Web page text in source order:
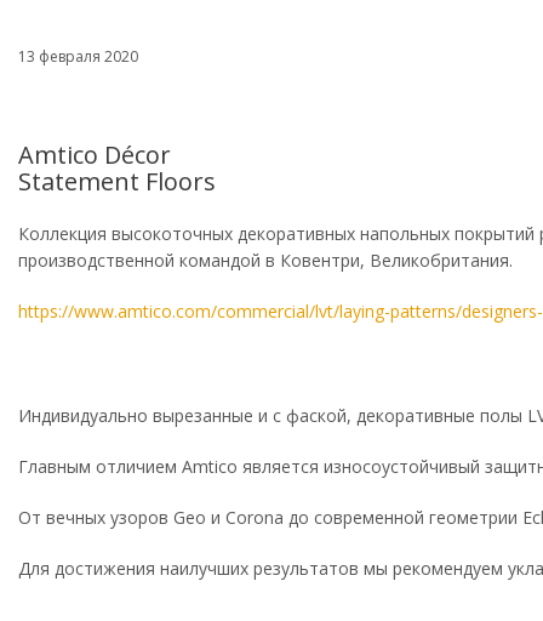
13 февраля 2020
Amtico Décor
Statement Floors
Коллекция высокоточных декоративных напольных
производственной командой в Ковентри, Великобритания.
https://www.amtico.com/commercial/lvt/laying-patterns/
Индивидуально вырезанные и с фаской, декоративные полы
Главным отличием Amtico является износоустойчивый
От вечных узоров Geo и Corona до современной геометрии
Для достижения наилучших результатов мы рекомендуем